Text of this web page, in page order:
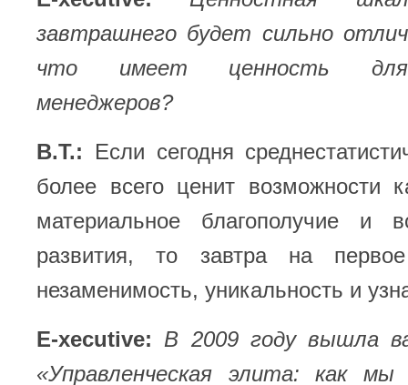
завтрашнего будет сильно
что имеет ценность для
менеджеров?
В.Т.: Если сегодня
более всего ценит возможности
материальное благополучие и
развития, то завтра на
незаменимость, уникальность и
E-xecutive: В 2009 году вышла
«Управленческая элита: как